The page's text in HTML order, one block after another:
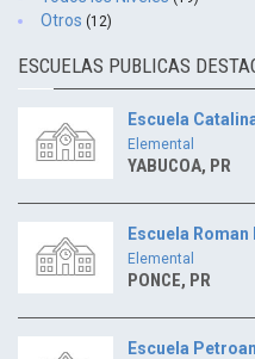
Otros (12)
ESCUELAS PUBLICAS
Escuela
Elemental
YABUCOA, PR
Escuela
Elemental
PONCE, PR
Escuela